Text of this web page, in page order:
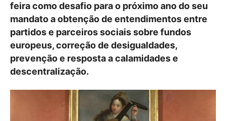
feira como desafio para o próximo ano do seu
mandato a obtenção de entendimentos entre
partidos e parceiros sociais sobre fundos
europeus, correção de desigualdades,
prevenção e resposta a calamidades e
descentralização.